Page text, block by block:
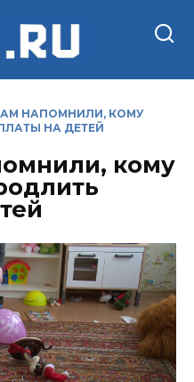
НАПОМНИЛИ, КОМУ
НА ДЕТЕЙ
кому